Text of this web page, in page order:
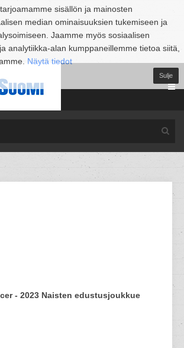
sisällön ja mainosten
median ominaisuuksien tukemiseen ja
Jaamme myös sosiaalisen
analytiikka-alan kumppaneillemme tietoa siitä,
Näytä tiedot
Sulje
- 2023 Naisten edustusjoukkue